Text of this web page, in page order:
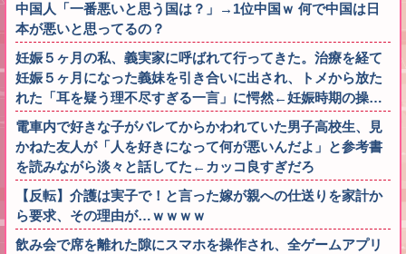
中国人「一番悪いと思う国は？」→1位中国ｗ 何で中国は日
本が悪いと思ってるの？
妊娠５ヶ月の私、義実家に呼ばれて行ってきた。治療を経て
妊娠５ヶ月になった義妹を引き合いに出され、トメから放た
れた「耳を疑う理不尽すぎる一言」に愕然←妊娠時期の操…
電車内で好きな子がバレてからかわれていた男子高校生、見
かねた友人が「人を好きになって何が悪いんだよ」と参考書
を読みながら淡々と話してた←カッコ良すぎだろ
【反転】介護は実子で！と言った嫁が親への仕送りを家計か
ら要求、その理由が…ｗｗｗｗ
飲み会で席を離れた隙にスマホを操作され、全ゲームアプリ